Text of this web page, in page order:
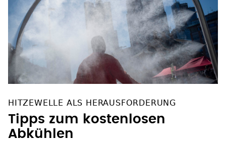
HITZEWELLE ALS HERAUSFORDERUNG
Tipps zum kostenlosen
Abkühlen